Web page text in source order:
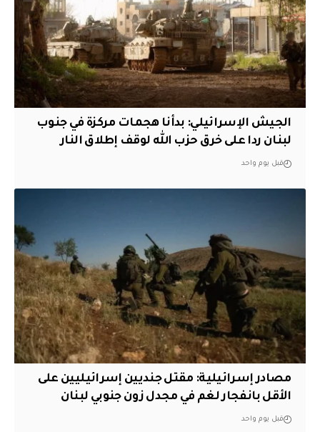
الجيش الإسرائيلي: بدأنا هجمات مركزة في جنوب
لبنان ردا على خرق حزب الله لوقف إطلاق النار
قبل يوم واحد
مصادر إسرائيلية: مقتل جنديين إسرائيليين على
الأقل بانفجار لغم في مجدل زون جنوبي لبنان
قبل يوم واحد